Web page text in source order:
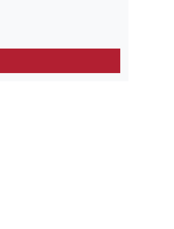
IN VANUIT